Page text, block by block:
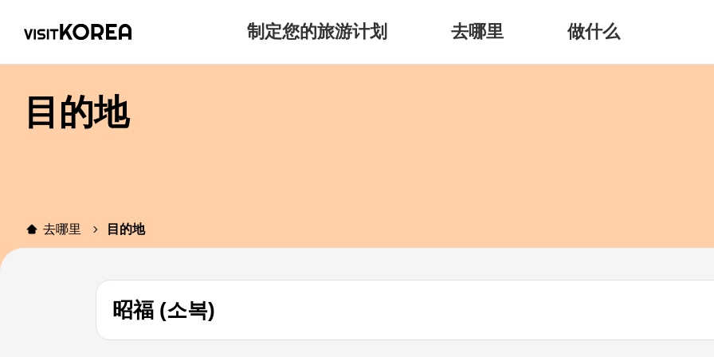
制定您的旅游计划 去哪里 做什么
目的地
去哪里 目的地
昭福 (소복)